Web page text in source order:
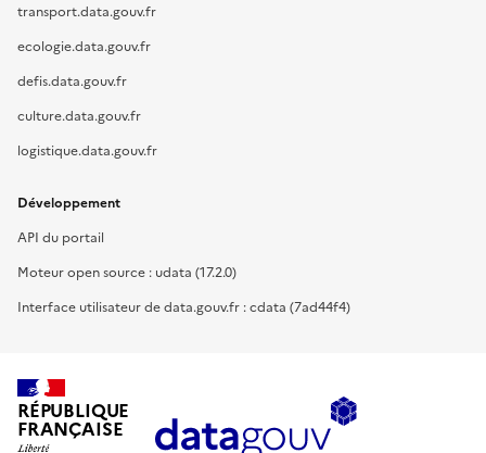
transport.data.gouv.fr
ecologie.data.gouv.fr
defis.data.gouv.fr
culture.data.gouv.fr
logistique.data.gouv.fr
Développement
API du portail
Moteur open source : udata (17.2.0)
Interface utilisateur de data.gouv.fr : cdata (7ad44f4)
RÉPUBLIQUE
FRANÇAISE